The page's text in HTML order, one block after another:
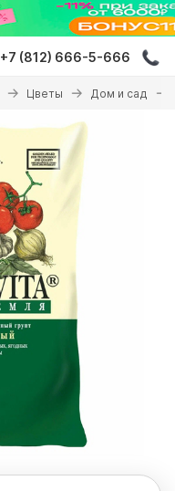
+7 (812) 666-5-666
Цветы Дом и сад